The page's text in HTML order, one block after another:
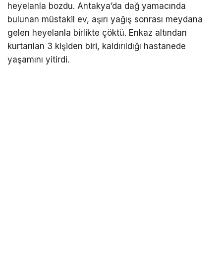
heyelanla bozdu. Antakya’da dağ yamacında
bulunan müstakil ev, aşırı yağış sonrası meydana
gelen heyelanla birlikte çöktü. Enkaz altından
kurtarılan 3 kişiden biri, kaldırıldığı hastanede
yaşamını yitirdi.